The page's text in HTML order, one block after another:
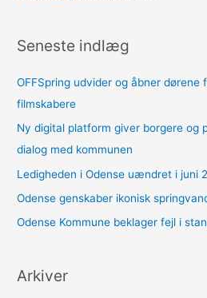
Seneste indlæg
OFFSpring udvider og åbner dørene
filmskabere
Ny digital platform giver borgere og
dialog med kommunen
Ledigheden i Odense uændret i juni
Odense genskaber ikonisk
Odense Kommune beklager fejl i
Arkiver